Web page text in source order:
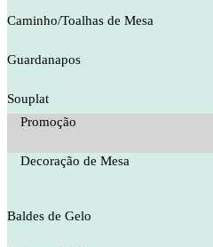
Caminho/Toalhas de Mesa
Guardanapos
Souplat
Promoção
Decoração de Mesa
Baldes de Gelo